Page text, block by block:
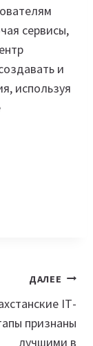
сервисы,
и
используя
ДАЛЕЕ
ІТ-
признаны
лучшими в